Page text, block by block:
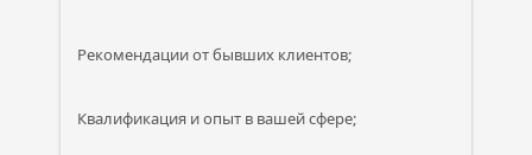
Рекомендации от бывших клиентов;
Квалификация и опыт в вашей сфере;